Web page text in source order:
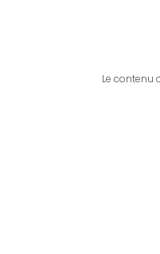
Le contenu